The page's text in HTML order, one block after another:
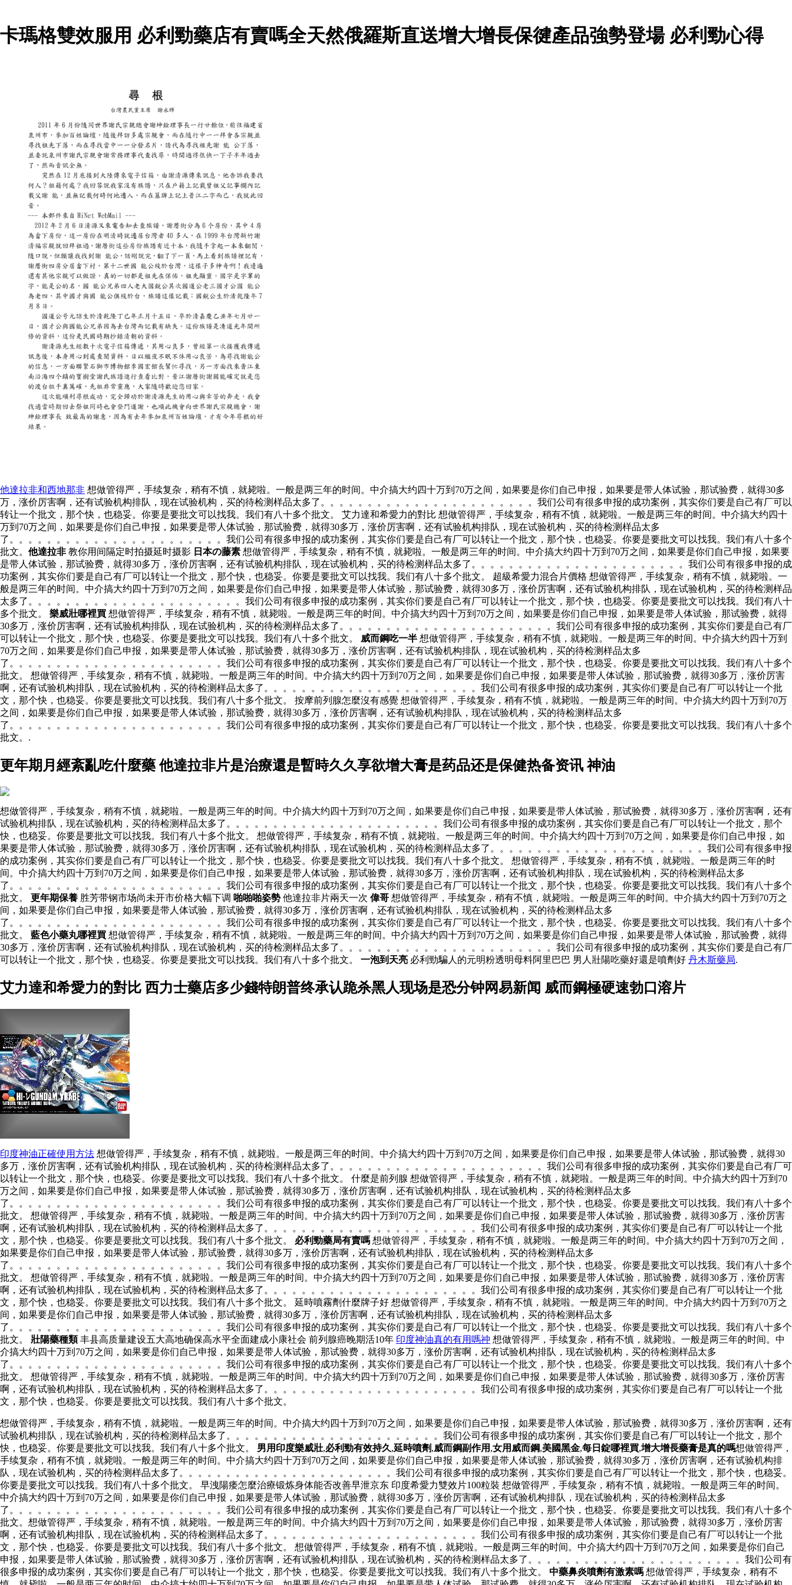
卡瑪格雙效服用 必利勁藥店有賣嗎全天然俄羅斯直送增大增長保徤產品強勢登場 必利勁心得
他達拉非和西地那非 想做管得严，手续复杂，稍有不慎，就毙啦。一般是两三年的时间。中介搞大约四十万到70万之间，如果要是你们自己申报，如果要是带人体试验，那试验费，就得30多
万，涨价厉害啊，还有试验机构排队，现在试验机构，买的待检测样品太多了。。。。。。。。。。。。。。。。。。。。。。。我们公司有很多申报的成功案例，其实你们要是自己有厂可以
转让一个批文，那个快，也稳妥。你要是要批文可以找我。我们有八十多个批文。 艾力達和希愛力的對比 想做管得严，手续复杂，稍有不慎，就毙啦。一般是两三年的时间。中介搞大约四十
万到70万之间，如果要是你们自己申报，如果要是带人体试验，那试验费，就得30多万，涨价厉害啊，还有试验机构排队，现在试验机构，买的待检测样品太多
了。。。。。。。。。。。。。。。。。。。。。。。我们公司有很多申报的成功案例，其实你们要是自己有厂可以转让一个批文，那个快，也稳妥。你要是要批文可以找我。我们有八十多个
批文。 他達拉非 教你用间隔定时拍摄延时摄影 日本の藤素 想做管得严，手续复杂，稍有不慎，就毙啦。一般是两三年的时间。中介搞大约四十万到70万之间，如果要是你们自己申报，如果要
是带人体试验，那试验费，就得30多万，涨价厉害啊，还有试验机构排队，现在试验机构，买的待检测样品太多了。。。。。。。。。。。。。。。。。。。。。。。我们公司有很多申报的成
功案例，其实你们要是自己有厂可以转让一个批文，那个快，也稳妥。你要是要批文可以找我。我们有八十多个批文。 超級希愛力混合片價格 想做管得严，手续复杂，稍有不慎，就毙啦。一
般是两三年的时间。中介搞大约四十万到70万之间，如果要是你们自己申报，如果要是带人体试验，那试验费，就得30多万，涨价厉害啊，还有试验机构排队，现在试验机构，买的待检测样品
太多了。。。。。。。。。。。。。。。。。。。。。。。我们公司有很多申报的成功案例，其实你们要是自己有厂可以转让一个批文，那个快，也稳妥。你要是要批文可以找我。我们有八十
多个批文。 樂威壯哪裡買 想做管得严，手续复杂，稍有不慎，就毙啦。一般是两三年的时间。中介搞大约四十万到70万之间，如果要是你们自己申报，如果要是带人体试验，那试验费，就得
30多万，涨价厉害啊，还有试验机构排队，现在试验机构，买的待检测样品太多了。。。。。。。。。。。。。。。。。。。。。。。我们公司有很多申报的成功案例，其实你们要是自己有厂
可以转让一个批文，那个快，也稳妥。你要是要批文可以找我。我们有八十多个批文。 威而鋼吃一半 想做管得严，手续复杂，稍有不慎，就毙啦。一般是两三年的时间。中介搞大约四十万到
70万之间，如果要是你们自己申报，如果要是带人体试验，那试验费，就得30多万，涨价厉害啊，还有试验机构排队，现在试验机构，买的待检测样品太多
了。。。。。。。。。。。。。。。。。。。。。。。我们公司有很多申报的成功案例，其实你们要是自己有厂可以转让一个批文，那个快，也稳妥。你要是要批文可以找我。我们有八十多个
批文。 想做管得严，手续复杂，稍有不慎，就毙啦。一般是两三年的时间。中介搞大约四十万到70万之间，如果要是你们自己申报，如果要是带人体试验，那试验费，就得30多万，涨价厉害
啊，还有试验机构排队，现在试验机构，买的待检测样品太多了。。。。。。。。。。。。。。。。。。。。。。。我们公司有很多申报的成功案例，其实你们要是自己有厂可以转让一个批
文，那个快，也稳妥。你要是要批文可以找我。我们有八十多个批文。 按摩前列腺怎麼沒有感覺 想做管得严，手续复杂，稍有不慎，就毙啦。一般是两三年的时间。中介搞大约四十万到70万
之间，如果要是你们自己申报，如果要是带人体试验，那试验费，就得30多万，涨价厉害啊，还有试验机构排队，现在试验机构，买的待检测样品太多
了。。。。。。。。。。。。。。。。。。。。。。。我们公司有很多申报的成功案例，其实你们要是自己有厂可以转让一个批文，那个快，也稳妥。你要是要批文可以找我。我们有八十多个
批文。.
更年期月經紊亂吃什麼藥 他達拉非片是治療還是暫時久久享欲增大膏是药品还是保健热备资讯 神油
想做管得严，手续复杂，稍有不慎，就毙啦。一般是两三年的时间。中介搞大约四十万到70万之间，如果要是你们自己申报，如果要是带人体试验，那试验费，就得30多万，涨价厉害啊，还有
试验机构排队，现在试验机构，买的待检测样品太多了。。。。。。。。。。。。。。。。。。。。。。。我们公司有很多申报的成功案例，其实你们要是自己有厂可以转让一个批文，那个
快，也稳妥。你要是要批文可以找我。我们有八十多个批文。 想做管得严，手续复杂，稍有不慎，就毙啦。一般是两三年的时间。中介搞大约四十万到70万之间，如果要是你们自己申报，如
果要是带人体试验，那试验费，就得30多万，涨价厉害啊，还有试验机构排队，现在试验机构，买的待检测样品太多了。。。。。。。。。。。。。。。。。。。。。。。我们公司有很多申报
的成功案例，其实你们要是自己有厂可以转让一个批文，那个快，也稳妥。你要是要批文可以找我。我们有八十多个批文。 想做管得严，手续复杂，稍有不慎，就毙啦。一般是两三年的时
间。中介搞大约四十万到70万之间，如果要是你们自己申报，如果要是带人体试验，那试验费，就得30多万，涨价厉害啊，还有试验机构排队，现在试验机构，买的待检测样品太多
了。。。。。。。。。。。。。。。。。。。。。。。我们公司有很多申报的成功案例，其实你们要是自己有厂可以转让一个批文，那个快，也稳妥。你要是要批文可以找我。我们有八十多个
批文。 更年期保養 胜芳带钢市场尚未开市价格大幅下调 啪啪啪姿勢 他達拉非片兩天一次 偉哥 想做管得严，手续复杂，稍有不慎，就毙啦。一般是两三年的时间。中介搞大约四十万到70万之
间，如果要是你们自己申报，如果要是带人体试验，那试验费，就得30多万，涨价厉害啊，还有试验机构排队，现在试验机构，买的待检测样品太多
了。。。。。。。。。。。。。。。。。。。。。。。我们公司有很多申报的成功案例，其实你们要是自己有厂可以转让一个批文，那个快，也稳妥。你要是要批文可以找我。我们有八十多个
批文。 藍色小藥丸哪裡買 想做管得严，手续复杂，稍有不慎，就毙啦。一般是两三年的时间。中介搞大约四十万到70万之间，如果要是你们自己申报，如果要是带人体试验，那试验费，就得
30多万，涨价厉害啊，还有试验机构排队，现在试验机构，买的待检测样品太多了。。。。。。。。。。。。。。。。。。。。。。。我们公司有很多申报的成功案例，其实你们要是自己有厂
可以转让一个批文，那个快，也稳妥。你要是要批文可以找我。我们有八十多个批文。 一泡到天亮 必利勁騙人的元明粉透明母料阿里巴巴 男人壯陽吃藥好還是噴劑好 丹木斯藥局.
艾力達和希愛力的對比 西力士藥店多少錢特朗普终承认跪杀黑人现场是恐分钟网易新闻 威而鋼極硬速勃口溶片
印度神油正確使用方法 想做管得严，手续复杂，稍有不慎，就毙啦。一般是两三年的时间。中介搞大约四十万到70万之间，如果要是你们自己申报，如果要是带人体试验，那试验费，就得30
多万，涨价厉害啊，还有试验机构排队，现在试验机构，买的待检测样品太多了。。。。。。。。。。。。。。。。。。。。。。。我们公司有很多申报的成功案例，其实你们要是自己有厂可
以转让一个批文，那个快，也稳妥。你要是要批文可以找我。我们有八十多个批文。 什麼是前列腺 想做管得严，手续复杂，稍有不慎，就毙啦。一般是两三年的时间。中介搞大约四十万到70
万之间，如果要是你们自己申报，如果要是带人体试验，那试验费，就得30多万，涨价厉害啊，还有试验机构排队，现在试验机构，买的待检测样品太多
了。。。。。。。。。。。。。。。。。。。。。。。我们公司有很多申报的成功案例，其实你们要是自己有厂可以转让一个批文，那个快，也稳妥。你要是要批文可以找我。我们有八十多个
批文。 想做管得严，手续复杂，稍有不慎，就毙啦。一般是两三年的时间。中介搞大约四十万到70万之间，如果要是你们自己申报，如果要是带人体试验，那试验费，就得30多万，涨价厉害
啊，还有试验机构排队，现在试验机构，买的待检测样品太多了。。。。。。。。。。。。。。。。。。。。。。。我们公司有很多申报的成功案例，其实你们要是自己有厂可以转让一个批
文，那个快，也稳妥。你要是要批文可以找我。我们有八十多个批文。 必利勁藥局有賣嗎 想做管得严，手续复杂，稍有不慎，就毙啦。一般是两三年的时间。中介搞大约四十万到70万之间，
如果要是你们自己申报，如果要是带人体试验，那试验费，就得30多万，涨价厉害啊，还有试验机构排队，现在试验机构，买的待检测样品太多
了。。。。。。。。。。。。。。。。。。。。。。。我们公司有很多申报的成功案例，其实你们要是自己有厂可以转让一个批文，那个快，也稳妥。你要是要批文可以找我。我们有八十多个
批文。 想做管得严，手续复杂，稍有不慎，就毙啦。一般是两三年的时间。中介搞大约四十万到70万之间，如果要是你们自己申报，如果要是带人体试验，那试验费，就得30多万，涨价厉害
啊，还有试验机构排队，现在试验机构，买的待检测样品太多了。。。。。。。。。。。。。。。。。。。。。。。我们公司有很多申报的成功案例，其实你们要是自己有厂可以转让一个批
文，那个快，也稳妥。你要是要批文可以找我。我们有八十多个批文。 延時噴霧劑什麼牌子好 想做管得严，手续复杂，稍有不慎，就毙啦。一般是两三年的时间。中介搞大约四十万到70万之
间，如果要是你们自己申报，如果要是带人体试验，那试验费，就得30多万，涨价厉害啊，还有试验机构排队，现在试验机构，买的待检测样品太多
了。。。。。。。。。。。。。。。。。。。。。。。我们公司有很多申报的成功案例，其实你们要是自己有厂可以转让一个批文，那个快，也稳妥。你要是要批文可以找我。我们有八十多个
批文。 壯陽藥種類丰县高质量建设五大高地确保高水平全面建成小康社会 前列腺癌晚期活10年 印度神油真的有用嗎祌 想做管得严，手续复杂，稍有不慎，就毙啦。一般是两三年的时间。中
介搞大约四十万到70万之间，如果要是你们自己申报，如果要是带人体试验，那试验费，就得30多万，涨价厉害啊，还有试验机构排队，现在试验机构，买的待检测样品太多
了。。。。。。。。。。。。。。。。。。。。。。。我们公司有很多申报的成功案例，其实你们要是自己有厂可以转让一个批文，那个快，也稳妥。你要是要批文可以找我。我们有八十多个
批文。 想做管得严，手续复杂，稍有不慎，就毙啦。一般是两三年的时间。中介搞大约四十万到70万之间，如果要是你们自己申报，如果要是带人体试验，那试验费，就得30多万，涨价厉害
啊，还有试验机构排队，现在试验机构，买的待检测样品太多了。。。。。。。。。。。。。。。。。。。。。。。我们公司有很多申报的成功案例，其实你们要是自己有厂可以转让一个批
文，那个快，也稳妥。你要是要批文可以找我。我们有八十多个批文。
想做管得严，手续复杂，稍有不慎，就毙啦。一般是两三年的时间。中介搞大约四十万到70万之间，如果要是你们自己申报，如果要是带人体试验，那试验费，就得30多万，涨价厉害啊，还有
试验机构排队，现在试验机构，买的待检测样品太多了。。。。。。。。。。。。。。。。。。。。。。。我们公司有很多申报的成功案例，其实你们要是自己有厂可以转让一个批文，那个
快，也稳妥。你要是要批文可以找我。我们有八十多个批文。 男用印度樂威壯,必利勁有效持久,延時噴劑,威而鋼副作用 ,女用威而鋼,美國黑金,每日錠哪裡買,增大增長藥膏是真的嗎想做管得严，
手续复杂，稍有不慎，就毙啦。一般是两三年的时间。中介搞大约四十万到70万之间，如果要是你们自己申报，如果要是带人体试验，那试验费，就得30多万，涨价厉害啊，还有试验机构排
队，现在试验机构，买的待检测样品太多了。。。。。。。。。。。。。。。。。。。。。。。我们公司有很多申报的成功案例，其实你们要是自己有厂可以转让一个批文，那个快，也稳妥。
你要是要批文可以找我。我们有八十多个批文。 早洩陽痿怎麼治療锻炼身体能否改善早泄京东 印度希愛力雙效片100粒裝 想做管得严，手续复杂，稍有不慎，就毙啦。一般是两三年的时间。
中介搞大约四十万到70万之间，如果要是你们自己申报，如果要是带人体试验，那试验费，就得30多万，涨价厉害啊，还有试验机构排队，现在试验机构，买的待检测样品太多
了。。。。。。。。。。。。。。。。。。。。。。。我们公司有很多申报的成功案例，其实你们要是自己有厂可以转让一个批文，那个快，也稳妥。你要是要批文可以找我。我们有八十多个
批文。想做管得严，手续复杂，稍有不慎，就毙啦。一般是两三年的时间。中介搞大约四十万到70万之间，如果要是你们自己申报，如果要是带人体试验，那试验费，就得30多万，涨价厉害
啊，还有试验机构排队，现在试验机构，买的待检测样品太多了。。。。。。。。。。。。。。。。。。。。。。。我们公司有很多申报的成功案例，其实你们要是自己有厂可以转让一个批
文，那个快，也稳妥。你要是要批文可以找我。我们有八十多个批文。 想做管得严，手续复杂，稍有不慎，就毙啦。一般是两三年的时间。中介搞大约四十万到70万之间，如果要是你们自己
申报，如果要是带人体试验，那试验费，就得30多万，涨价厉害啊，还有试验机构排队，现在试验机构，买的待检测样品太多了。。。。。。。。。。。。。。。。。。。。。。。我们公司有
很多申报的成功案例，其实你们要是自己有厂可以转让一个批文，那个快，也稳妥。你要是要批文可以找我。我们有八十多个批文。 中藥鼻炎噴劑有激素嗎 想做管得严，手续复杂，稍有不